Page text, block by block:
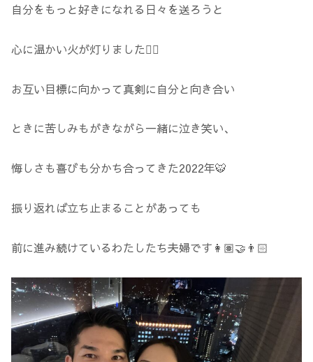
自分をもっと好きになれる日々を送ろうと
心に温かい火が灯りました❤️‍🔥
お互い目標に向かって真剣に自分と向き合い
ときに苦しみもがきながら一緒に泣き笑い、
悔しさも喜びも分かち合ってきた2022年🐯
振り返れば立ち止まることがあっても
前に進み続けているわたしたち夫婦です👩🏽‍🤝‍👨🏻